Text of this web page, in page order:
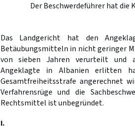
Der Beschwerdeführer hat
Das Landgericht hat den
Betäubungsmitteln in nicht geringer
von sieben Jahren verurteilt und
Angeklagte in Albanien erlitten
Gesamtfreiheitsstrafe angerechnet
Verfahrensrüge und die
Rechtsmittel ist unbegründet.
I.